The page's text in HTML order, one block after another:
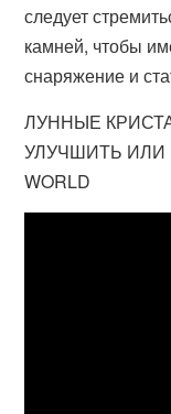
следует
камней, чтобы
снаряжение и
ЛУННЫЕ
УЛУЧШИТЬ ИЛИ
WORLD